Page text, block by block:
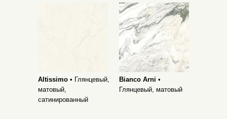
Altissimo • Глянцевый,
матовый,
сатинированный
Bianco Arni •
Глянцевый, матовый